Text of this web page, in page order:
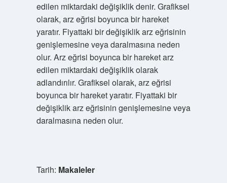
edilen miktardaki değişiklik denir. Grafiksel
olarak, arz eğrisi boyunca bir hareket
yaratır. Fiyattaki bir değişiklik arz eğrisinin
genişlemesine veya daralmasına neden
olur. Arz eğrisi boyunca bir hareket arz
edilen miktardaki değişiklik olarak
adlandırılır. Grafiksel olarak, arz eğrisi
boyunca bir hareket yaratır. Fiyattaki bir
değişiklik arz eğrisinin genişlemesine veya
daralmasına neden olur.
Tarih: Makaleler